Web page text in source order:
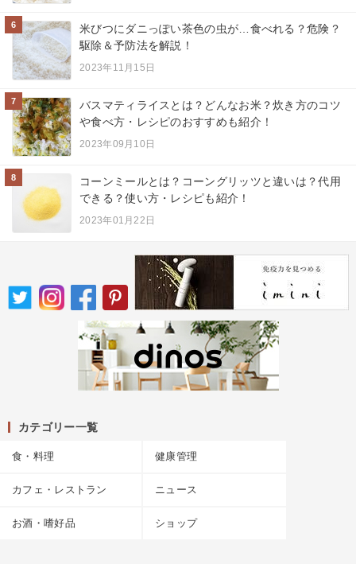
6
米びつにダニっぽい茶色の虫が…食べれる？危険？
駆除＆予防法を解説！
2023年11月15日
7
バスマティライスとは？どんなお米？炊き方のコツ
や食べ方・レシピのおすすめも紹介！
2023年09月10日
8
コーンミールとは？コーングリッツと違いは？代用
できる？使い方・レシピも紹介！
2023年01月22日
カテゴリー一覧
食・料理 健康管理
カフェ・レストラン ニュース
お酒・嗜好品 ショップ